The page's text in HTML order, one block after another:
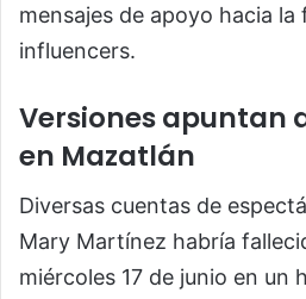
mensajes de apoyo hacia la
influencers.
Versiones apuntan
en Mazatlán
Diversas cuentas de
Mary Martínez habría
miércoles 17 de junio en un